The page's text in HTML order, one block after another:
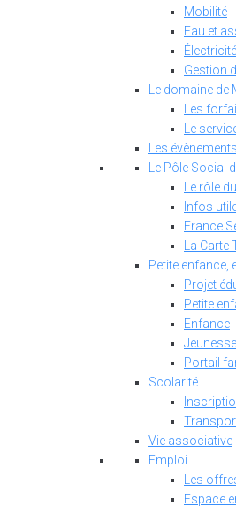
Mobilité
Eau et
Électricité
Gestion
Le domaine
Les
Le
Les
Le Pôle Social
Le rôle
Infos
France
La
Petite enfance,
Projet
Petite
Enfance
Jeunesse
Portail
Scolarité
Vie associative
Emploi
Les
Espace